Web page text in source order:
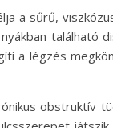
a sűrű,
található
a légzés
obstruktív